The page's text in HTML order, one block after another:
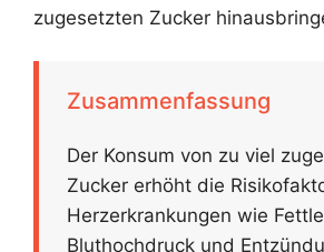
zugesetzten Zucker
Zusammenfassung
Der Konsum von zu viel
Zucker erhöht die
Herzerkrankungen wie
Bluthochdruck und